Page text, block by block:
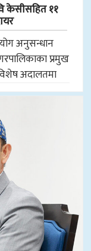
केसीसहित ११
अनुसन्धान
प्रमुख
अदालतमा